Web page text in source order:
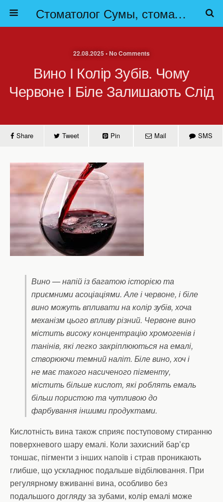
Стоматолог Сумы, стоматологические клиники Сумы, детская стоматология в Сумах. | Частная стоматология Сумы
22.08.2025 • No Comments
Вино І Колір Зубів. Чому
Червоне І Біле Залишають Слід
Share Tweet Pin Mail SMS
Вино — напій із багатою історією та
приємними асоціаціями. Але і червоне, і біле
вино можуть впливати на колір зубів, хоча
механізм цього впливу різний. Червоне вино
містить високу концентрацію хромогенів і
танінів, які легко закріплюються на емалі,
створюючи темний наліт. Біле вино, хоч і
не має такого насиченого пігменту,
містить більше кислот, які роблять емаль
більш пористою та чутливою до
фарбування іншими продуктами.
Кислотність вина також сприяє поступовому стиранню
поверхневого шару емалі. Коли захисний бар’єр
тоншає, пігменти з інших напоїв і страв проникають
глибше, що ускладнює подальше відбілювання. При
регулярному вживанні вина, особливо без
подальшого догляду за зубами, колір емалі може